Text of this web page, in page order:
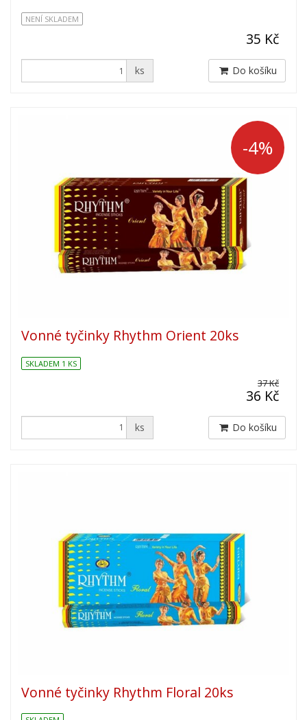
NENÍ SKLADEM
35 Kč
ks Do košíku
-4%
Vonné tyčinky Rhythm Orient 20ks
SKLADEM 1 KS
37 Kč
36 Kč
ks Do košíku
Vonné tyčinky Rhythm Floral 20ks